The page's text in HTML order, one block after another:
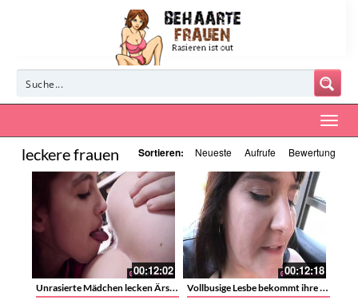
leckere frauen Sortieren: Neueste Aufrufe Bewertung
00:12:02
Unrasierte Mädchen lecken Ärsche und Fotzen
00:12:18
Vollbusige Lesbe bekommt ihre behaarte Möse geleckt